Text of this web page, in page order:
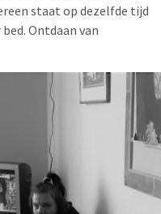
staat op dezelfde tijd
Ontdaan van